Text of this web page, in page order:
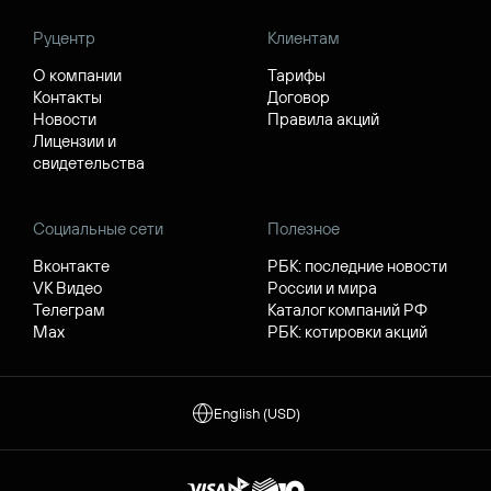
Руцентр
О компании
Контакты
Новости
Лицензии и
свидетельства
Клиентам
Тарифы
Договор
Правила акций
Социальные сети
Вконтакте
VK Видео
Телеграм
Max
Полезное
РБК: последние новости
России и мира
Каталог компаний РФ
РБК: котировки акций
English (USD)